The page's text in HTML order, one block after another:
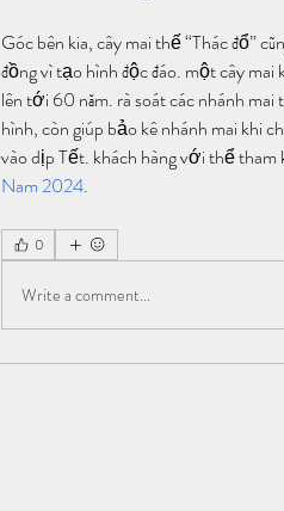
Góc bên kia, cây mai thế “Thác đổ”
đồng vì tạo hình độc đáo. một cây
lên tới 60 năm. rà soát các nhánh
hình, còn giúp bảo kê nhánh mai khi
vào dịp Tết. khách hàng với thể
Nam 2024.
0
Write a comment...